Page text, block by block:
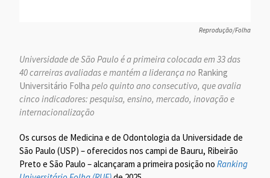
Reprodução/Folha
Universidade de São Paulo é a primeira colocada em 33 das
40 carreiras avaliadas e mantém a liderança no Ranking
Universitário Folha pelo quinto ano consecutivo, que avalia
cinco indicadores: pesquisa, ensino, mercado, inovação e
internacionalização
Os cursos de Medicina e de Odontologia da Universidade de
São Paulo (USP) – oferecidos nos campi de Bauru, Ribeirão
Preto e São Paulo – alcançaram a primeira posição noRanking